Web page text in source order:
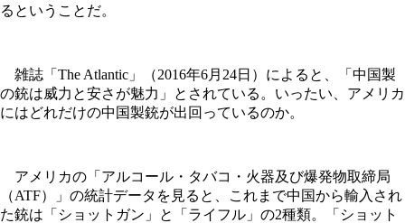
るということだ。
雑誌「The Atlantic」（2016年6月24日）によると、「中国製
の銃は威力と安さが魅力」とされている。いったい、アメリカ
にはどれだけの中国製銃が出回っているのか。
アメリカの「アルコール・タバコ・火器及び爆発物取締局
（ATF）」の統計データを見ると、これまで中国から輸入され
た銃は「ショットガン」と「ライフル」の2種類。「ショット